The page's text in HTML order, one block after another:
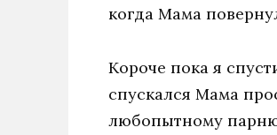
когда Мама
Короче пока я
спускался Мама
любопытному